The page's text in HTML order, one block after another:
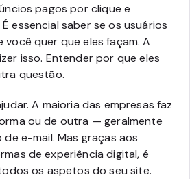
pagos por clique e
essencial saber se os usuários
quer que eles façam. A
isso. Entender por que eles
questão.
A maioria das empresas faz
ou de outra — geralmente
e-mail. Mas graças aos
de experiência digital, é
os aspetos do seu site.